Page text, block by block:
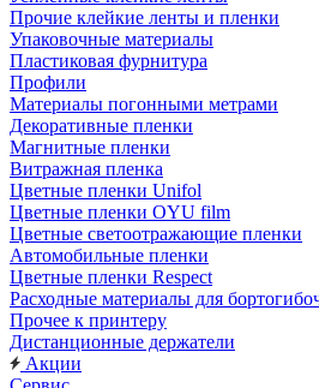
Прочие клейкие ленты и пленки
Упаковочные материалы
Пластиковая фурнитура
Профили
Материалы погонными метрами
Декоративные пленки
Магнитные пленки
Витражная пленка
Цветные пленки Unifol
Цветные пленки OYU film
Цветные светоотражающие пленки
Автомобильные пленки
Цветные пленки Respect
Расходные материалы для
Прочее к принтеру
Дистанционные держатели
Акции